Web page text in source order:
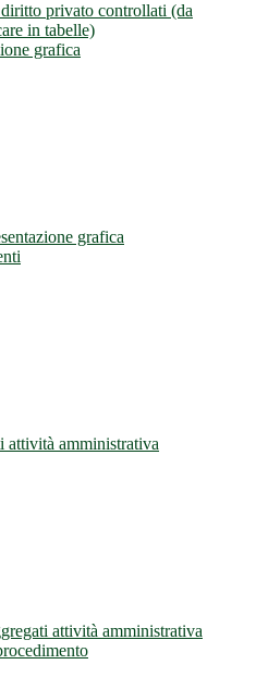
privato controllati (da
in tabelle)
grafica
grafica
attività amministrativa
attività amministrativa